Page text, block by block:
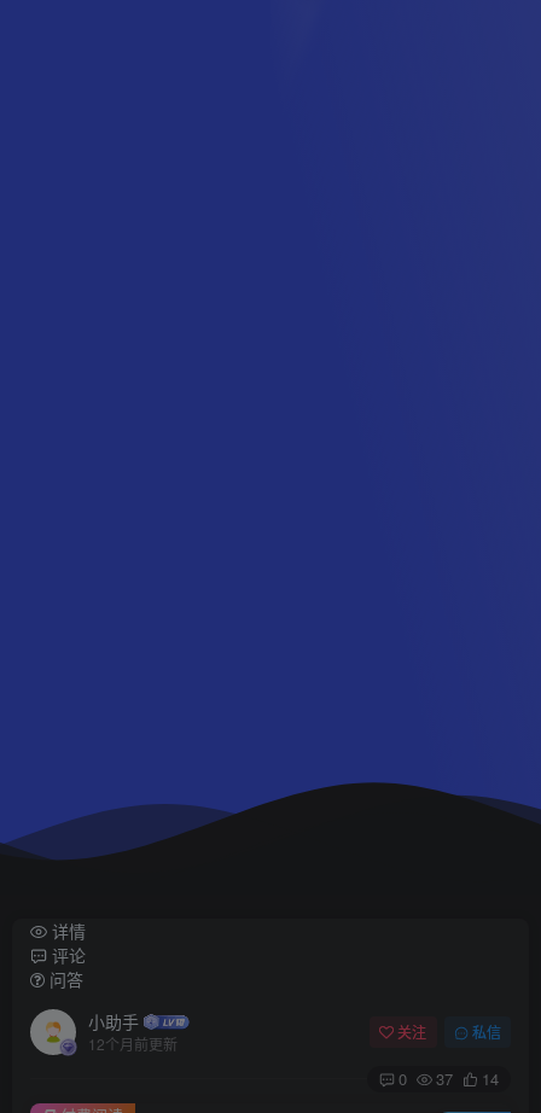
详情
评论
问答
小助手
12个月前更新
关注 私信
0 37
14